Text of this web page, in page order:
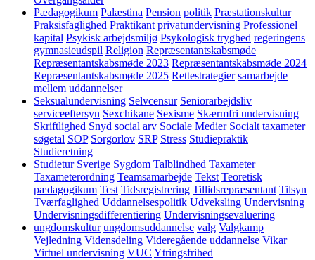
Pædagogikum Palæstina Pension politik Præstationskultur
Praksisfaglighed Praktikant privatundervisning Professionel
kapital Psykisk arbejdsmiljø Psykologisk tryghed regeringens
gymnasieudspil Religion Repræsentantskabsmøde
Repræsentantskabsmøde 2023 Repræsentantskabsmøde 2024
Repræsentantskabsmøde 2025 Rettestrategier samarbejde
mellem uddannelser
Seksualundervisning Selvcensur Seniorarbejdsliv
serviceeftersyn Sexchikane Sexisme Skærmfri undervisning
Skriftlighed Snyd social arv Sociale Medier Socialt taxameter
søgetal SOP Sorgorlov SRP Stress Studiepraktik
Studieretning
Studietur Sverige Sygdom Talblindhed Taxameter
Taxameterordning Teamsamarbejde Tekst Teoretisk
pædagogikum Test Tidsregistrering Tillidsrepræsentant Tilsyn
Tværfaglighed Uddannelsespolitik Udveksling Undervisning
Undervisningsdifferentiering Undervisningsevaluering
ungdomskultur ungdomsuddannelse valg Valgkamp
Vejledning Vidensdeling Videregående uddannelse Vikar
Virtuel undervisning VUC Ytringsfrihed